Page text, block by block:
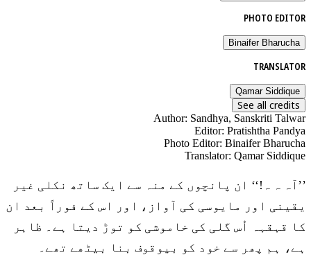
PHOTO EDITOR
Binaifer Bharucha
TRANSLATOR
Qamar Siddique
See all credits
Author: Sandhya, Sanskriti Talwar
Editor: Pratishtha Pandya
Photo Editor: Binaifer Bharucha
Translator: Qamar Siddique
’’آہ ہ ہ!‘‘ ان پانچوں کے منہ سے ایک ساتھ نکلی غیر
یقینی اور مایوسی کی آواز، اور اس کے فوراً بعد ان
کا قہقہہ اُس گلی کی خاموشی کو توڑ دیتا ہے۔ ظاہر
ہے، ہم پھر سے خود کو بیوقوف بنا بیٹھے تھے۔